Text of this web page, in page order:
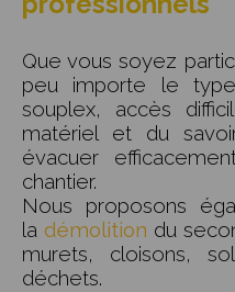
Que vous soyez
peu importe le
souplex, accès
matériel et du
évacuer
chantier.
Nous proposons
la démolition du
murets, cloisons,
déchets.